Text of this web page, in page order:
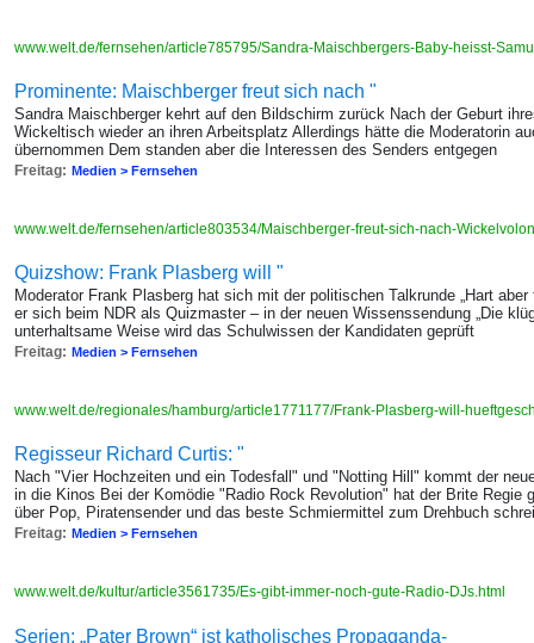
www.welt.de/fernsehen/article785795/Sandra-Maischbergers-Baby-heisst-
Prominente: Maischberger freut sich nach "
Sandra Maischberger kehrt auf den Bildschirm zurück Nach der Geburt
Wickeltisch wieder an ihren Arbeitsplatz Allerdings hätte die Moderatorin
übernommen Dem standen aber die Interessen des Senders entgegen
Freitag: Medien > Fernsehen
www.welt.de/fernsehen/article803534/Maischberger-freut-sich-nach-
Quizshow: Frank Plasberg will "
Moderator Frank Plasberg hat sich mit der politischen Talkrunde „Hart
er sich beim NDR als Quizmaster – in der neuen Wissenssendung „Die
unterhaltsame Weise wird das Schulwissen der Kandidaten geprüft
Freitag: Medien > Fernsehen
www.welt.de/regionales/hamburg/article1771177/Frank-Plasberg-will-
Regisseur Richard Curtis: "
Nach "Vier Hochzeiten und ein Todesfall" und "Notting Hill" kommt der
in die Kinos Bei der Komödie "Radio Rock Revolution" hat der Brite Regie
über Pop, Piratensender und das beste Schmiermittel zum Drehbuch
Freitag: Medien > Fernsehen
www.welt.de/kultur/article3561735/Es-gibt-immer-noch-gute-Radio-DJs.html
Serien: „Pater Brown“ ist katholisches Propaganda-